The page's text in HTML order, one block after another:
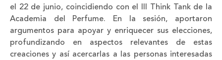
el 22 de junio, coincidiendo con el III Think Tank de la
Academia del Perfume. En la sesión, aportaron
argumentos para apoyar y enriquecer sus elecciones,
profundizando en aspectos relevantes de estas
creaciones y así acercarlas a las personas interesadas